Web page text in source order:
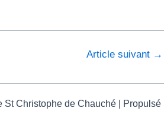
Article suivant →
Christophe de Chauché | Propulsé